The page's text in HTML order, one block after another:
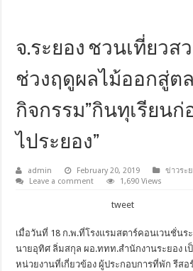
จ.ระยอง ชวนเที่ยวส
ช่วงฤดูผลไม้ออกสู่ต
กิจกรรม”กินทุเรียนก่
ไประยอง”
admin February 20, 2019
ข่าวระ
Leave a comment
1,690 Views
tweet
เมื่อวันที่ 18 ก.พ.ที่โรงแรมสตาร์คอนเวนชั่นร
นายอุทิศ ลิ่มสกุล ผอ.ททท.สำนักงานระยอง เ
หน่วยงานที่เกี่ยวข้อง ผู้ประกอบการที่พัก รีสอ